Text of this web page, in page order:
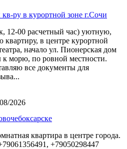
ру в курортной зоне г.Сочи
12-00 расчетный час) уютную,
в центре курортной
начало ул. Пионерская дом
морю, по ровной местности.
все документы для
2026
квартира в центре города.
+79050298447